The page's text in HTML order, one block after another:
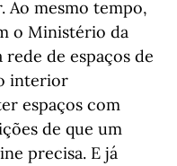
Ao mesmo tempo,
o Ministério da
rede de espaços de
interior
espaços com
de que um
precisa. E já